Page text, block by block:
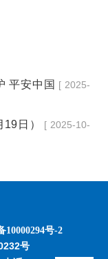
平安中国 [ 2025-
日）
[ 2025-10-
10000294号-2
号